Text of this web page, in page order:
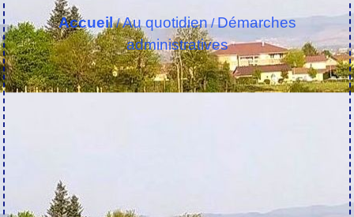
Accueil/Au quotidien/Démarches
administratives